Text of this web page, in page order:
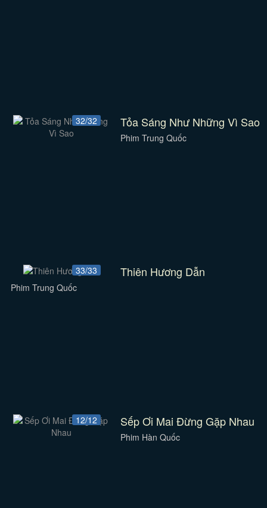
32/32 Tỏa Sáng Như Những Vì Sao
Phim Trung Quốc
33/33 Thiên Hương Dẫn
Phim Trung Quốc
12/12 Sếp Ơi Mai Đừng Gặp Nhau
Phim Hàn Quốc